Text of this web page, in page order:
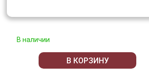
В наличии
В КОРЗИНУ